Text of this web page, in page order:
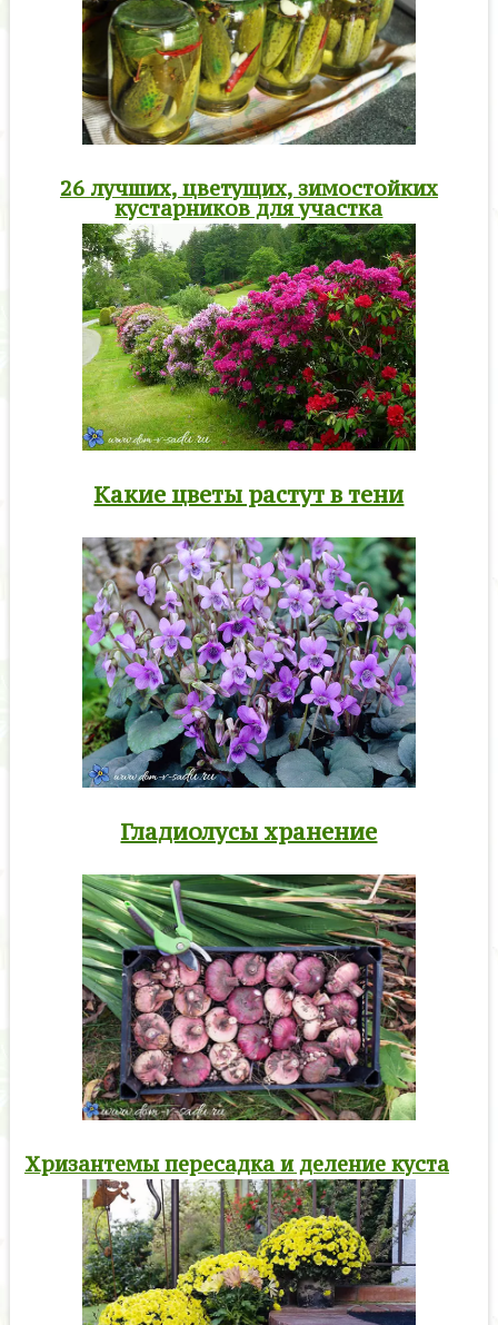
26 лучших, цветущих, зимостойких
кустарников для участка
Какие цветы растут в тени
Гладиолусы хранение
Хризантемы пересадка и деление куста